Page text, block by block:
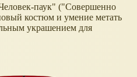
паук" ("Совершенно
костюм и умение метать
украшением для